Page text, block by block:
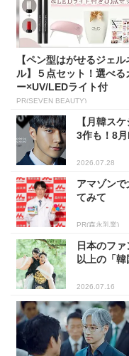
【ペン型はがせるジェル
ル】５点セット！選べる
ー×UV/LEDライト付
PR(SEVEN BEAUTY)
【月韓ス
3作も！8
2026.07.28
アマゾン
てみて
PR(森永乳業)
日本のフ
以上の「
2026.07.16